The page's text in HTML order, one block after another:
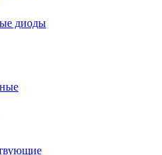
диоды